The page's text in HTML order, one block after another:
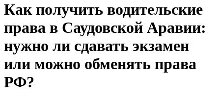
Как получить водительские
права в Саудовской Аравии:
нужно ли сдавать экзамен
или можно обменять права
РФ?